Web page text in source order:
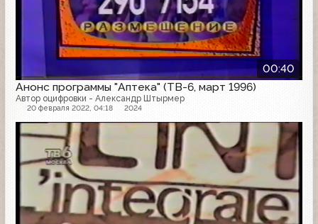
00:40
Анонс программы "Аптека" (ТВ-6, март 1996)
Автор оцифровки - Александр Штырмер
20 февраля 2022, 04:18 2024